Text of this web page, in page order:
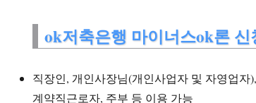
ok저축은행 마이너스ok론 신
직장인, 개인사장님(개인사업자 및 자영업
계약직근로자, 주부 등 이용 가능